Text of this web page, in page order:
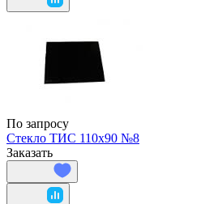
По запросу
Стекло ТИС 110х90 №8
Заказать